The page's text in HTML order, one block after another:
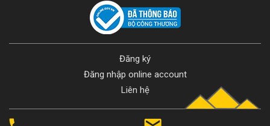
Đăng ký
Đăng nhập online account
Liên hệ